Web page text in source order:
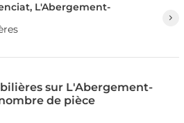
L'Abergement-
sur L'Abergement-
de pièce